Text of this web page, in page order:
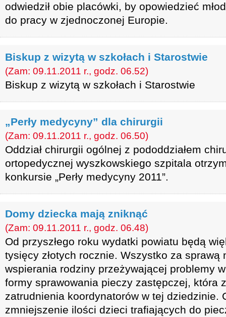
odwiedził obie placówki, by opowiedzieć
do pracy w zjednoczonej Europie.
Biskup z wizytą w szkołach i Starostwie
(Zam: 09.11.2011 r., godz. 06.52)
Biskup z wizytą w szkołach i Starostwie
„Perły medycyny” dla chirurgii
(Zam: 09.11.2011 r., godz. 06.50)
Oddział chirurgii ogólnej z pododdziałem
ortopedycznej wyszkowskiego szpitala
konkursie „Perły medycyny 2011”.
Domy dziecka mają zniknąć
(Zam: 09.11.2011 r., godz. 06.48)
Od przyszłego roku wydatki powiatu będą
tysięcy złotych rocznie. Wszystko za sprawą
wspierania rodziny przeżywającej problemy
formy sprawowania pieczy zastępczej, która
zatrudnienia koordynatorów w tej dziedzinie.
zmniejszenie ilości dzieci trafiających do